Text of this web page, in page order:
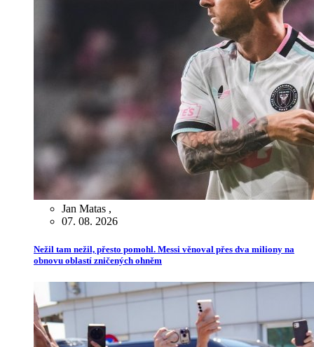
Jan Matas ,
07. 08. 2026
Nežil tam nežil, přesto pomohl. Messi věnoval přes dva miliony na
obnovu oblastí zničených ohněm